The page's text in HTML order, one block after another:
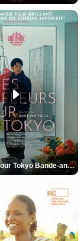
Des Fleurs pour Tokyo Bande-annonce VO STFR